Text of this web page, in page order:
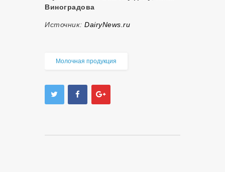
Виноградова
Источник: DairyNews.ru
Молочная продукция